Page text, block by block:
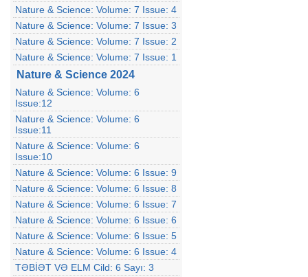
Nature & Science: Volume: 7 Issue: 4
Nature & Science: Volume: 7 Issue: 3
Nature & Science: Volume: 7 Issue: 2
Nature & Science: Volume: 7 Issue: 1
Nature & Science 2024
Nature & Science: Volume: 6
Issue:12
Nature & Science: Volume: 6
Issue:11
Nature & Science: Volume: 6
Issue:10
Nature & Science: Volume: 6 Issue: 9
Nature & Science: Volume: 6 Issue: 8
Nature & Science: Volume: 6 Issue: 7
Nature & Science: Volume: 6 Issue: 6
Nature & Science: Volume: 6 Issue: 5
Nature & Science: Volume: 6 Issue: 4
TƏBİƏT VƏ ELM Cild: 6 Sayı: 3